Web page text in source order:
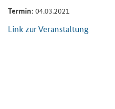
Termin:04.03.2021
Link zur Veranstaltung